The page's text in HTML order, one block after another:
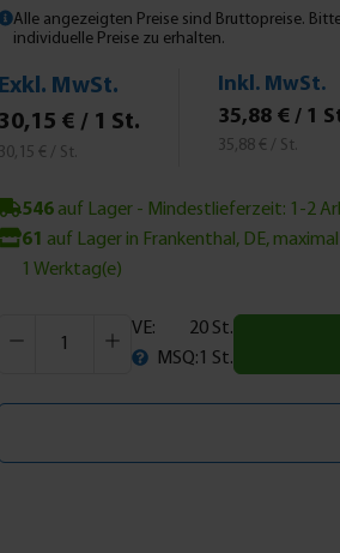
Alle angezeigten Preise sind Bruttopreise.
individuelle Preise zu erhalten.
Exkl. MwSt.
€ / 1 St.
30,15 € / St.
Inkl. MwSt.
35,88 € / 1
35,88 € / St.
546auf Lager - Mindestlieferzeit: 1-2
61 auf Lager in Frankenthal, DE,
1 Werktag(e)
Produkt Anzahl: Gib den
VE:
20 St.
MSQ:1 St.